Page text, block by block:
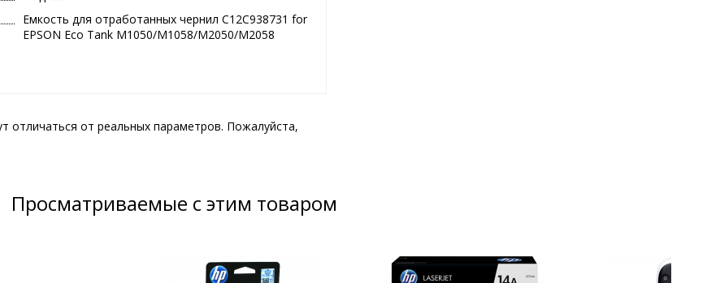
Емкость для отработанных чернил C12C938731 for
EPSON Eco Tank M1050/M1058/M2050/M2058
отличаться от реальных параметров. Пожалуйста,
Просматриваемые с этим товаром